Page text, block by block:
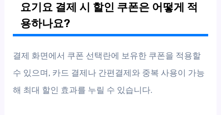
요기요 결제 시 할인 쿠폰은 어떻게 적
용하나요?
결제 화면에서 쿠폰 선택란에 보유한 쿠폰을 적용할
수 있으며, 카드 결제나 간편결제와 중복 사용이 가능
해 최대 할인 효과를 누릴 수 있습니다.